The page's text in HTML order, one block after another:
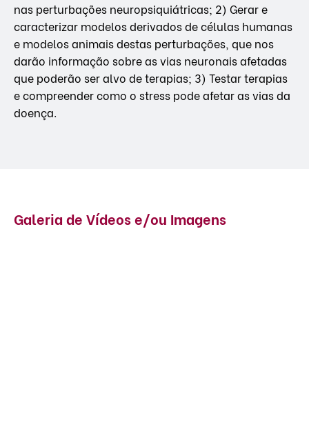
nas perturbações neuropsiquiátricas; 2) Gerar e
caracterizar modelos derivados de células humanas
e modelos animais destas perturbações, que nos
darão informação sobre as vias neuronais afetadas
que poderão ser alvo de terapias; 3) Testar terapias
e compreender como o stress pode afetar as vias da
doença.
Galeria de Vídeos e/ou Imagens